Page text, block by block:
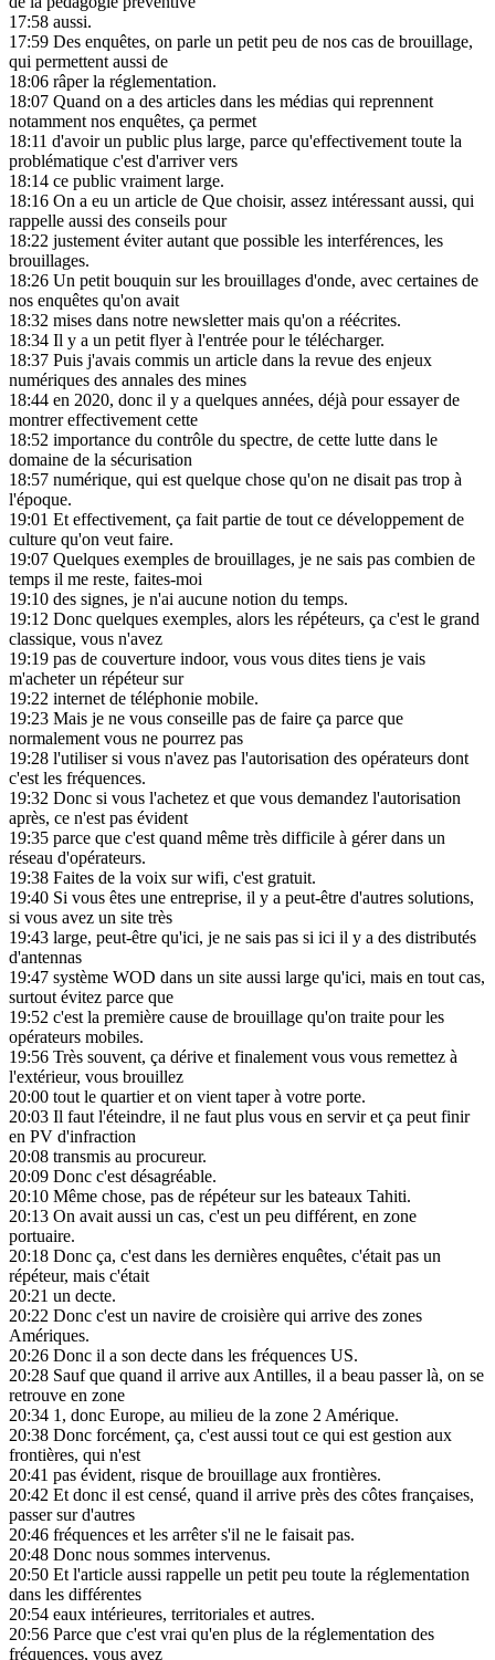
17:58 aussi.
17:59 Des enquêtes, on parle un petit peu de nos cas de brouillage,
qui permettent aussi de
18:06 râper la réglementation.
18:07 Quand on a des articles dans les médias qui reprennent
notamment nos enquêtes, ça permet
18:11 d'avoir un public plus large, parce qu'effectivement toute la
problématique c'est d'arriver vers
18:14 ce public vraiment large.
18:16 On a eu un article de Que choisir, assez intéressant aussi, qui
rappelle aussi des conseils pour
18:22 justement éviter autant que possible les interférences, les
brouillages.
18:26 Un petit bouquin sur les brouillages d'onde, avec certaines de
nos enquêtes qu'on avait
18:32 mises dans notre newsletter mais qu'on a réécrites.
18:34 Il y a un petit flyer à l'entrée pour le télécharger.
18:37 Puis j'avais commis un article dans la revue des enjeux
numériques des annales des mines
18:44 en 2020, donc il y a quelques années, déjà pour essayer de
montrer effectivement cette
18:52 importance du contrôle du spectre, de cette lutte dans le
domaine de la sécurisation
18:57 numérique, qui est quelque chose qu'on ne disait pas trop à
l'époque.
19:01 Et effectivement, ça fait partie de tout ce développement de
culture qu'on veut faire.
19:07 Quelques exemples de brouillages, je ne sais pas combien de
temps il me reste, faites-moi
19:10 des signes, je n'ai aucune notion du temps.
19:12 Donc quelques exemples, alors les répéteurs, ça c'est le grand
classique, vous n'avez
19:19 pas de couverture indoor, vous vous dites tiens je vais
m'acheter un répéteur sur
19:22 internet de téléphonie mobile.
19:23 Mais je ne vous conseille pas de faire ça parce que
normalement vous ne pourrez pas
19:28 l'utiliser si vous n'avez pas l'autorisation des opérateurs dont
c'est les fréquences.
19:32 Donc si vous l'achetez et que vous demandez l'autorisation
après, ce n'est pas évident
19:35 parce que c'est quand même très difficile à gérer dans un
réseau d'opérateurs.
19:38 Faites de la voix sur wifi, c'est gratuit.
19:40 Si vous êtes une entreprise, il y a peut-être d'autres solutions,
si vous avez un site très
19:43 large, peut-être qu'ici, je ne sais pas si ici il y a des distributés
d'antennas
19:47 système WOD dans un site aussi large qu'ici, mais en tout cas,
surtout évitez parce que
19:52 c'est la première cause de brouillage qu'on traite pour les
opérateurs mobiles.
19:56 Très souvent, ça dérive et finalement vous vous remettez à
l'extérieur, vous brouillez
20:00 tout le quartier et on vient taper à votre porte.
20:03 Il faut l'éteindre, il ne faut plus vous en servir et ça peut finir
en PV d'infraction
20:08 transmis au procureur.
20:09 Donc c'est désagréable.
20:10 Même chose, pas de répéteur sur les bateaux Tahiti.
20:13 On avait aussi un cas, c'est un peu différent, en zone
portuaire.
20:18 Donc ça, c'est dans les dernières enquêtes, c'était pas un
répéteur, mais c'était
20:21 un decte.
20:22 Donc c'est un navire de croisière qui arrive des zones
Amériques.
20:26 Donc il a son decte dans les fréquences US.
20:28 Sauf que quand il arrive aux Antilles, il a beau passer là, on se
retrouve en zone
20:34 1, donc Europe, au milieu de la zone 2 Amérique.
20:38 Donc forcément, ça, c'est aussi tout ce qui est gestion aux
frontières, qui n'est
20:41 pas évident, risque de brouillage aux frontières.
20:42 Et donc il est censé, quand il arrive près des côtes françaises,
passer sur d'autres
20:46 fréquences et les arrêter s'il ne le faisait pas.
20:48 Donc nous sommes intervenus.
20:50 Et l'article aussi rappelle un petit peu toute la réglementation
dans les différentes
20:54 eaux intérieures, territoriales et autres.
20:56 Parce que c'est vrai qu'en plus de la réglementation des
fréquences, vous avez